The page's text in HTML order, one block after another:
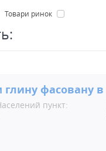
Товари ринок
глину фасовану
пункт: